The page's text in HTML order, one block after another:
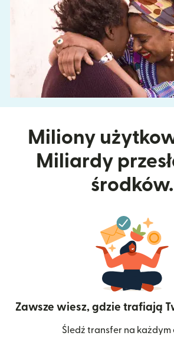
Miliony
Miliardy
środków.
Zawsze wiesz, gdzie trafiają
Śledź transfer na każdym